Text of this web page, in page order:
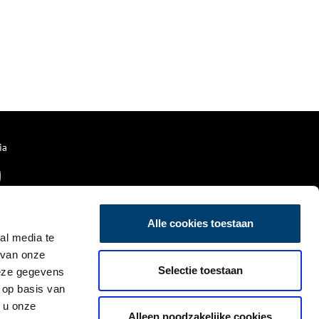
media te
onze
gegevens
basis van
onze
Alle cookies toestaan
Selectie toestaan
Alleen noodzakelijke cookies